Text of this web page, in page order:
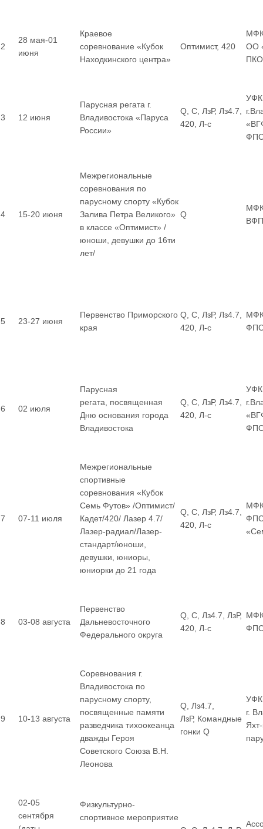
2
28 мая-01
июня
Краевое
соревнование «Кубок
Находкинского центра»
Оптимист, 420
ОО
3 12 июня
Парусная регата г.
Владивостока «Паруса
России»
Q, С, ЛзР, Лз4.7,
420, Л-с
4 15-20 июня
Межрегиональные
соревнования по
парусному спорту «Кубок
Залива Петра Великого»
в классе «Оптимист» /
юноши, девушки до 16ти
лет/
Q
5 23-27 июня
Первенство Приморского
края
Q, С, ЛзР, Лз4.7,
420, Л-с
6 02 июля
Парусная
регата, посвященная
Дню основания города
Владивостока
Q, С, ЛзР, Лз4.7,
420, Л-с
7 07-11 июля
Межрегиональные
спортивные
соревнования «Кубок
Семь Футов» /Оптимист/
Кадет/420/ Лазер 4.7/
Лазер-радиал/Лазер-
стандарт/юноши,
девушки, юниоры,
юниорки до 21 года
Q, С, ЛзР, Лз4.7,
420, Л-с
8 03-08 августа
Первенство
Дальневосточного
Федерального округа
Q, С, Лз4.7, ЛзР,
420, Л-с
9 10-13 августа
Соревнования г.
Владивостока по
парусному спорту,
посвященные памяти
разведчика тихоокеанца
дважды Героя
Советского Союза В.Н.
Леонова
Q, Лз4.7,
ЛзР, Командные
гонки Q
г.
02-05
сентября
Физкультурно-
спортивное мероприятие